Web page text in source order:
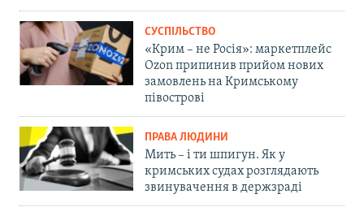
СУСПІЛЬСТВО
«Крим – не Росія»: маркетплейс
Ozon припинив прийом нових
замовлень на Кримському
півострові
ПРАВА ЛЮДИНИ
Мить – і ти шпигун. Як у
кримських судах розглядають
звинувачення в держзраді